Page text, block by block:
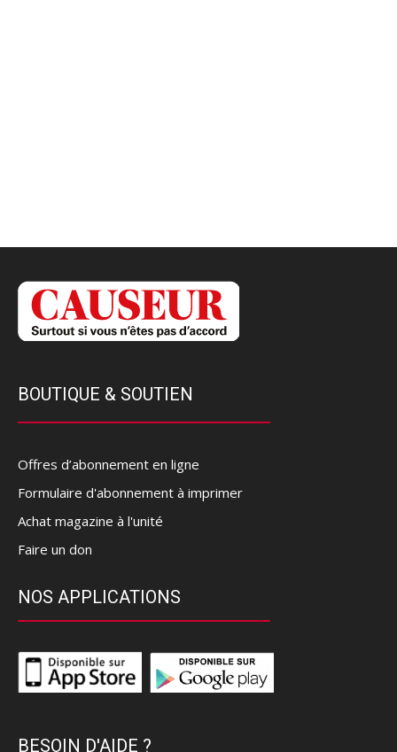
BOUTIQUE & SOUTIEN
Offres d’abonnement en ligne
Formulaire d'abonnement à imprimer
Achat magazine à l'unité
Faire un don
NOS APPLICATIONS
BESOIN D'AIDE ?